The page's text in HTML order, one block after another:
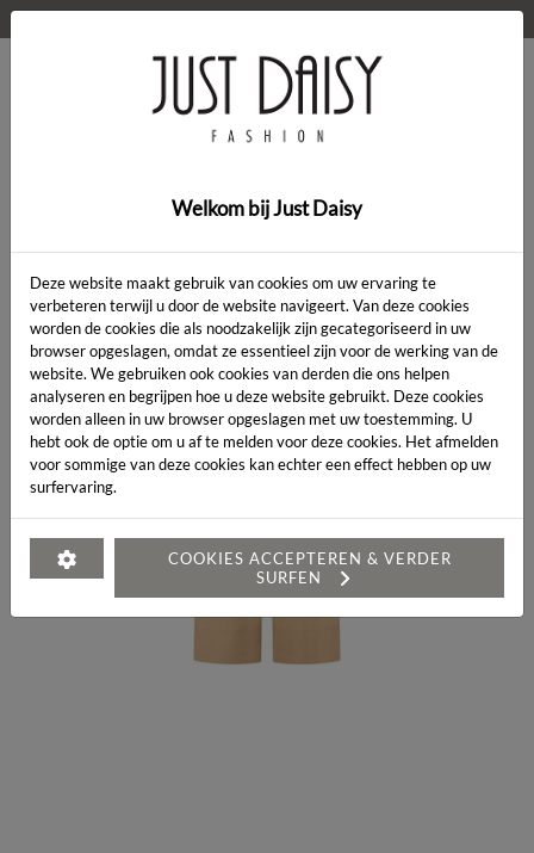
> Broek Caroline
Welkom bij Just Daisy
Deze website maakt gebruik van cookies om uw ervaring te
verbeteren terwijl u door de website navigeert. Van deze cookies
worden de cookies die als noodzakelijk zijn gecategoriseerd in uw
browser opgeslagen, omdat ze essentieel zijn voor de werking van de
website. We gebruiken ook cookies van derden die ons helpen
analyseren en begrijpen hoe u deze website gebruikt. Deze cookies
worden alleen in uw browser opgeslagen met uw toestemming. U
hebt ook de optie om u af te melden voor deze cookies. Het afmelden
voor sommige van deze cookies kan echter een effect hebben op uw
surfervaring.
COOKIES ACCEPTEREN & VERDER
SURFEN